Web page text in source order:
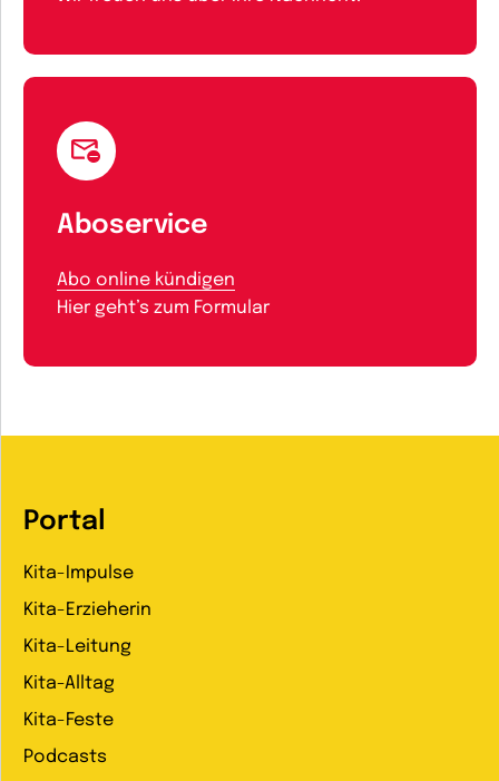
Aboservice
Abo online kündigen
Hier geht’s zum Formular
Portal
Kita-Impulse
Kita-Erzieherin
Kita-Leitung
Kita-Alltag
Kita-Feste
Podcasts